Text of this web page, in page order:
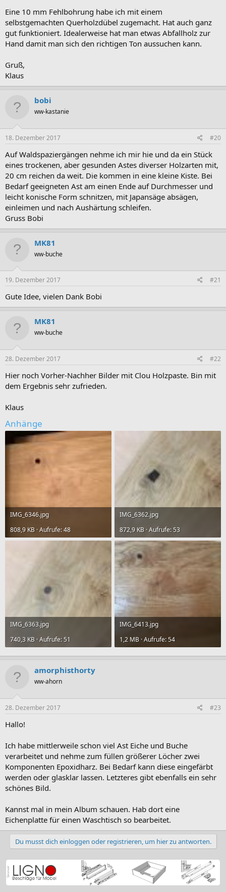
Eine 10 mm Fehlbohrung habe ich mit einem
selbstgemachten Querholzdübel zugemacht. Hat auch ganz
gut funktioniert. Idealerweise hat man etwas Abfallholz zur
Hand damit man sich den richtigen Ton aussuchen kann.
Gruß,
Klaus
bobi
ww-kastanie
18. Dezember 2017 #20
Auf Waldspaziergängen nehme ich mir hie und da ein Stück
eines trockenen, aber gesunden Astes diverser Holzarten mit,
20 cm reichen da weit. Die kommen in eine kleine Kiste. Bei
Bedarf geeigneten Ast am einen Ende auf Durchmesser und
leicht konische Form schnitzen, mit Japansäge absägen,
einleimen und nach Aushärtung schleifen.
Gruss Bobi
MK81
ww-buche
19. Dezember 2017 #21
Gute Idee, vielen Dank Bobi
MK81
ww-buche
28. Dezember 2017 #22
Hier noch Vorher-Nachher Bilder mit Clou Holzpaste. Bin mit
dem Ergebnis sehr zufrieden.
Klaus
Anhänge
IMG_6346.jpg
808,9 KB · Aufrufe: 48
IMG_6362.jpg
872,9 KB · Aufrufe: 53
IMG_6363.jpg
740,3 KB · Aufrufe: 51
IMG_6413.jpg
1,2 MB · Aufrufe: 54
amorphisthorty
ww-ahorn
28. Dezember 2017 #23
Hallo!
Ich habe mittlerweile schon viel Ast Eiche und Buche
verarbeitet und nehme zum füllen größerer Löcher zwei
Komponenten Epoxidharz. Bei Bedarf kann diese eingefärbt
werden oder glasklar lassen. Letzteres gibt ebenfalls ein sehr
schönes Bild.
Kannst mal in mein Album schauen. Hab dort eine
Eichenplatte für einen Waschtisch so bearbeitet.
Du musst dich einloggen oder registrieren, um hier zu antworten.